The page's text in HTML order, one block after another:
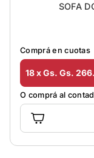
SOFA
Comprá en cuotas
18 x Gs. Gs.
O comprá al